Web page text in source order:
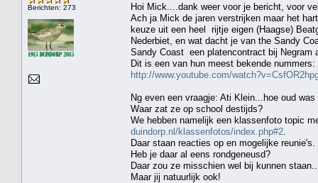
Berichten: 273
Hoi Mick....dank weer voor je bericht, voor
Ach ja Mick de jaren verstrijken maar het
keuze uit een heel rijtje eigen (Haagse)
Nederbiet, en wat dacht je van the Sandy
Sandy Coast een platencontract bij Negram
Dit is een van hun meest bekende nummers:
http://www.youtube.com/
Ng even een vraagje: Ati Klein...hoe oud
Waar zat ze op school destijds?
We hebben namelijk een klassenfoto topic
duindorp.nl/klassenfotos/index.php#2
Daar staan reacties op en mogelijke reunie's.
Heb je daar al eens rondgeneusd?
Daar zou ze misschien wel bij kunnen
Maar jij natuurlijk ook!